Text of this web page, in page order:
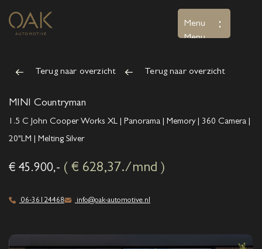
Menu
Menu
Aanbod
Contact
Terug naar overzicht Terug naar overzicht
MINI Countryman
1.5 C John Cooper Works XL | Panorama | Memory | 360 Camera |
20"LM | Melting Silver
06-36124468 info@oak-automotive.nl
€ 45.900,- ( € 628,37./mnd )